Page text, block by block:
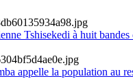
Tshisekedi à huit
appelle la population au